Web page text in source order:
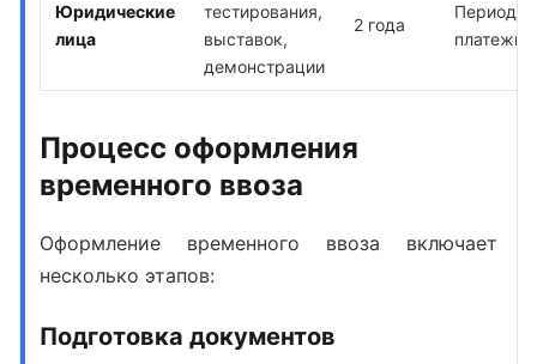
Юридические
лица
тестирования,
выставок,
демонстрации
2 года
платежи
Процесс оформления
временного ввоза
Оформление временного ввоза включает
несколько этапов:
Подготовка документов